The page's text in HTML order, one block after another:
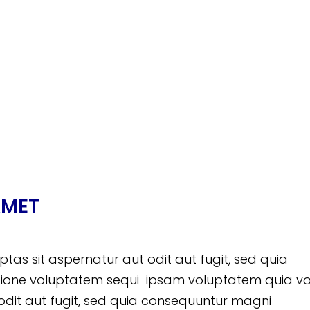
sit aspernatur aut odit aut fugit, sed quia
voluptatem sequi ipsam voluptatem quia
aut fugit, sed quia consequuntur magni